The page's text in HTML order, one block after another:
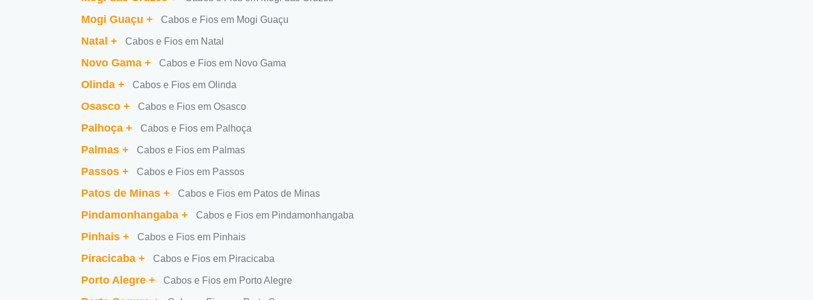
Mogi Guaçu + Cabos e Fios em Mogi Guaçu
Natal + Cabos e Fios em Natal
Novo Gama + Cabos e Fios em Novo Gama
Olinda + Cabos e Fios em Olinda
Osasco + Cabos e Fios em Osasco
Palhoça + Cabos e Fios em Palhoça
Palmas + Cabos e Fios em Palmas
Passos + Cabos e Fios em Passos
Patos de Minas + Cabos e Fios em Patos de Minas
Pindamonhangaba + Cabos e Fios em Pindamonhangaba
Pinhais + Cabos e Fios em Pinhais
Piracicaba + Cabos e Fios em Piracicaba
Porto Alegre + Cabos e Fios em Porto Alegre